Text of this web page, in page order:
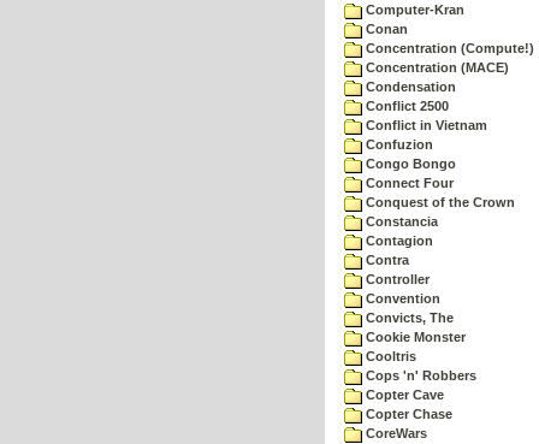
Computer-Kran
Conan
Concentration (Compute!)
Concentration (MACE)
Condensation
Conflict 2500
Conflict in Vietnam
Confuzion
Congo Bongo
Connect Four
Conquest of the Crown
Constancia
Contagion
Contra
Controller
Convention
Convicts, The
Cookie Monster
Cooltris
Cops 'n' Robbers
Copter Cave
Copter Chase
CoreWars